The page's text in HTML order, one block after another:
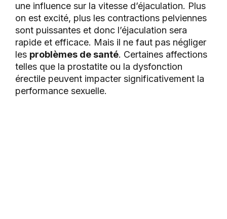
une influence sur la vitesse d’éjaculation. Plus
on est excité, plus les contractions pelviennes
sont puissantes et donc l’éjaculation sera
rapide et efficace. Mais il ne faut pas négliger
les problèmes de santé. Certaines affections
telles que la prostatite ou la dysfonction
érectile peuvent impacter significativement la
performance sexuelle.